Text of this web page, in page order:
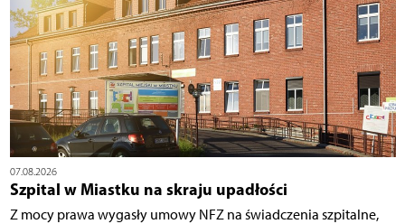
07.08.2026
Szpital w Miastku na skraju upadłości
Z mocy prawa wygasły umowy NFZ na świadczenia szpitalne,